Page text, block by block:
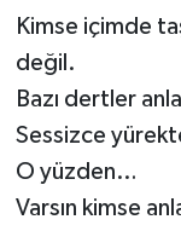
Kimse içimde
değil.
Bazı dertler
Sessizce
O yüzden…
Varsın kimse